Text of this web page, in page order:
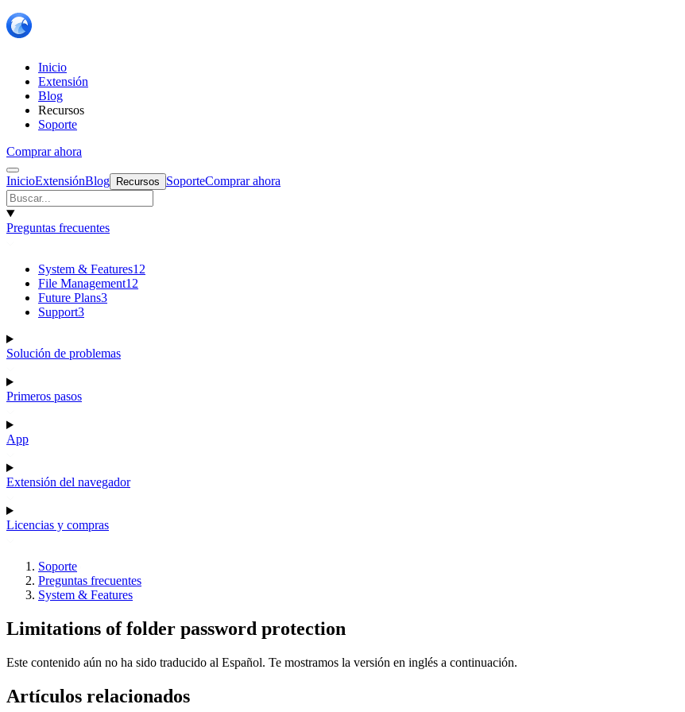
Inicio
Extensión
Blog
Recursos
Soporte
Comprar ahora
InicioExtensiónBlog Recursos SoporteComprar ahora
Preguntas frecuentes
System & Features12
File Management12
Future Plans3
Support3
Solución de problemas
Primeros pasos
App
Extensión del navegador
Licencias y compras
Soporte
Preguntas frecuentes
System & Features
Limitations of folder password protection
Este contenido aún no ha sido traducido al Español. Te mostramos la versión en inglés a continuación.
Artículos relacionados